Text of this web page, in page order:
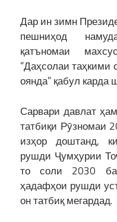
Дар ин зимн
пешниҳод
қатъномаи
“Даҳсолаи таҳкими
оянда” қабул карда
Сарвари давлат
татбиқи Рӯзномаи
изҳор доштанд,
рушди Ҷумҳурии
то соли 2030
ҳадафҳои рушди
он татбиқ мегардад.